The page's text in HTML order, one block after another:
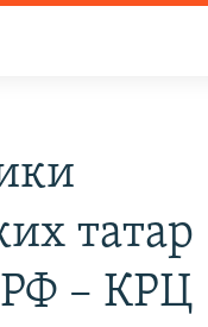
татар
– КРЦ